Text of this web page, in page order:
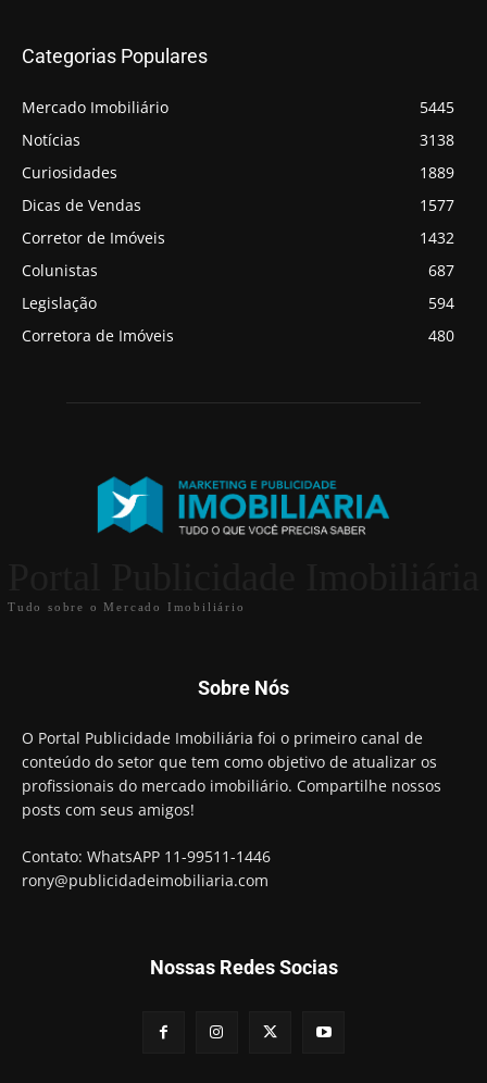
Categorias Populares
Mercado Imobiliário
5445
Notícias
3138
Curiosidades
1889
Dicas de Vendas
1577
Corretor de Imóveis
1432
Colunistas
687
Legislação
594
Corretora de Imóveis
480
Tudo sobre o Mercado Imobiliário
Sobre Nós
O Portal Publicidade Imobiliária foi o primeiro canal de
conteúdo do setor que tem como objetivo de atualizar os
profissionais do mercado imobiliário. Compartilhe nossos
posts com seus amigos!
Contato: WhatsAPP 11-99511-1446
rony@publicidadeimobiliaria.com
Nossas Redes Socias